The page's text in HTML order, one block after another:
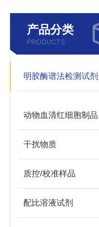
产品分类
PRODUCTS
明胶酶谱法检测试
动物血清红细胞制品
干扰物质
质控/校准样品
配比溶液试剂